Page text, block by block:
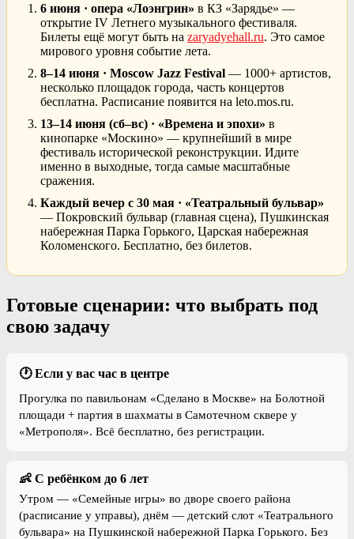
6 июня · опера «Лоэнгрин» в КЗ «Зарядье» —
открытие IV Летнего музыкального фестиваля.
Билеты ещё могут быть на zaryadyehall.ru. Это самое
мирового уровня событие лета.
8–14 июня · Moscow Jazz Festival — 1000+ артистов,
несколько площадок города, часть концертов
бесплатна. Расписание появится на leto.mos.ru.
13–14 июня (сб–вс) · «Времена и эпохи» в
кинопарке «Москино» — крупнейший в мире
фестиваль исторической реконструкции. Идите
именно в выходные, тогда самые масштабные
сражения.
Каждый вечер с 30 мая · «Театральный бульвар»
— Покровский бульвар (главная сцена), Пушкинская
набережная Парка Горького, Царская набережная
Коломенского. Бесплатно, без билетов.
Готовые сценарии: что выбрать под
свою задачу
🕐 Если у вас час в центре
Прогулка по павильонам «Сделано в Москве» на Болотной
площади + партия в шахматы в Самотечном сквере у
«Метрополя». Всё бесплатно, без регистрации.
👶 С ребёнком до 6 лет
Утром — «Семейные игры» во дворе своего района
(расписание у управы), днём — детский слот «Театрального
бульвара» на Пушкинской набережной Парка Горького. Без